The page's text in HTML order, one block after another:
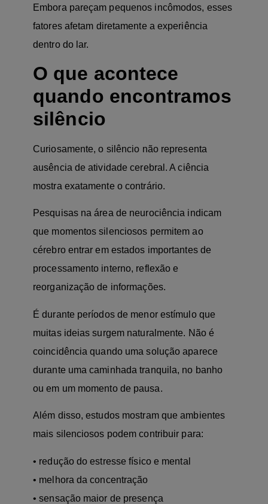
Embora pareçam pequenos incômodos, esses
fatores afetam diretamente a experiência
dentro do lar.
O que acontece
quando encontramos
silêncio
Curiosamente, o silêncio não representa
ausência de atividade cerebral. A ciência
mostra exatamente o contrário.
Pesquisas na área de neurociência indicam
que momentos silenciosos permitem ao
cérebro entrar em estados importantes de
processamento interno, reflexão e
reorganização de informações.
É durante períodos de menor estímulo que
muitas ideias surgem naturalmente. Não é
coincidência quando uma solução aparece
durante uma caminhada tranquila, no banho
ou em um momento de pausa.
Além disso, estudos mostram que ambientes
mais silenciosos podem contribuir para:
• redução do estresse físico e mental
• melhora da concentração
• sensação maior de presença